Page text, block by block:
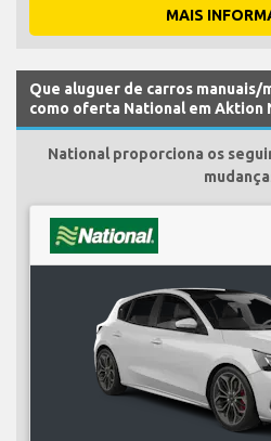
MAIS
Que aluguer de carros manuais/
como oferta National em Aktion
National proporciona os